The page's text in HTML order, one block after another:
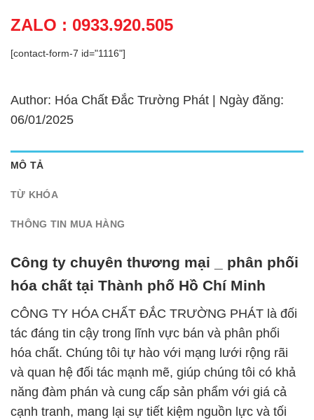
ZALO : 0933.920.505
[contact-form-7 id="1116"]
Author: Hóa Chất Đắc Trường Phát | Ngày đăng:
06/01/2025
MÔ TẢ
TỪ KHÓA
THÔNG TIN MUA HÀNG
Công ty chuyên thương mại _ phân phối
hóa chất tại Thành phố Hồ Chí Minh
CÔNG TY HÓA CHẤT ĐẮC TRƯỜNG PHÁT là đối
tác đáng tin cậy trong lĩnh vực bán và phân phối
hóa chất. Chúng tôi tự hào với mạng lưới rộng rãi
và quan hệ đối tác mạnh mẽ, giúp chúng tôi có khả
năng đàm phán và cung cấp sản phẩm với giá cả
cạnh tranh, mang lại sự tiết kiệm nguồn lực và tối